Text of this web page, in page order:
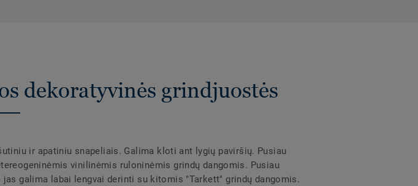
dekoratyvinės grindjuostės
ir apatiniu snapeliais. Galima kloti ant lygių paviršių. Pusiau
vinilinėmis ruloninėmis grindų dangomis. Pusiau
galima labai lengvai derinti su kitomis "Tarkett" grindų dangomis.